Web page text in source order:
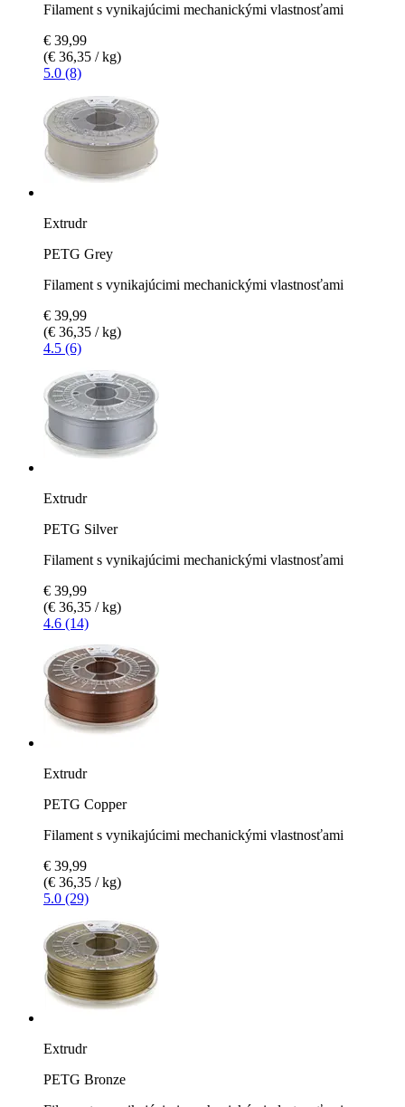
Filament s vynikajúcimi mechanickými vlastnosťami
€ 39,99
(€ 36,35 / kg)
5.0 (8)
Extrudr
PETG Grey
Filament s vynikajúcimi mechanickými vlastnosťami
€ 39,99
(€ 36,35 / kg)
4.5 (6)
Extrudr
PETG Silver
Filament s vynikajúcimi mechanickými vlastnosťami
€ 39,99
(€ 36,35 / kg)
4.6 (14)
Extrudr
PETG Copper
Filament s vynikajúcimi mechanickými vlastnosťami
€ 39,99
(€ 36,35 / kg)
5.0 (29)
Extrudr
PETG Bronze